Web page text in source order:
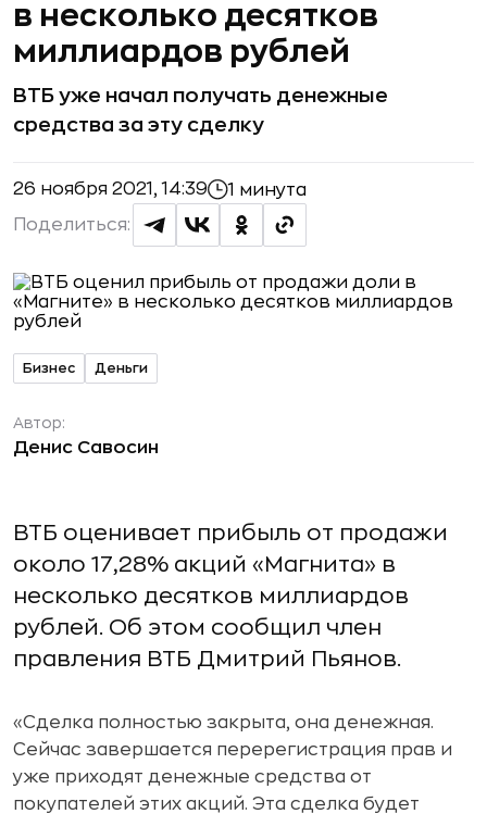
в несколько десятков
миллиардов рублей
ВТБ уже начал получать денежные
средства за эту сделку
26 ноября 2021, 14:39 1 минута
Поделиться:
Бизнес Деньги
Автор:
Денис Савосин
ВТБ оценивает прибыль от продажи
около 17,28% акций «Магнита» в
несколько десятков миллиардов
рублей. Об этом сообщил член
правления ВТБ Дмитрий Пьянов.
«Сделка полностью закрыта, она денежная.
Сейчас завершается перерегистрация прав и
уже приходят денежные средства от
покупателей этих акций. Эта сделка будет